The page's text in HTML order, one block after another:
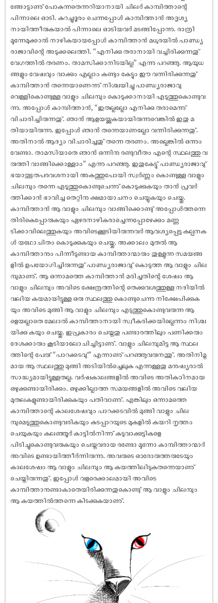
ങ്ങോട്ടാണു് പോകുന്നതെന്നറിയാനായി ചിലർ കാമ്പിത്താന്റെ
പിന്നാലെ ഓടി. കുറച്ചുദൂരം ചെന്നപ്പോൾ കാമ്പിത്താൻ അദൃശ്യ
നായിത്തീരുകയാൽ പിന്നാലെ ഓടിയവർ മടങ്ങിപ്പോന്നു. രാത്രി
മൂന്നേമുക്കാൽ നാഴികയായപ്പോൾ കാമ്പിത്താൻ മധുരയിൽ പാണ്ഡ്യ
രാജാവിന്റെ അടുക്കലെത്തി. “എനിക്കു തരാനായി വച്ചിരിക്കുന്നതു്
വേഗത്തിൽ തരണം. താമസിക്കാനിടയില്ല” എന്നു പറഞ്ഞു. ആയുധ
ങ്ങളും വേ‌ഷവും വാക്കും എല്ലാം കണ്ടും കേട്ടും ഈ വന്നിരിക്കുന്നതു്
കാമ്പിത്താൻ തന്നെയാണെന്നു് നിശ്ചയിച്ചു പാണ്ഡ്യരാജാവു
വെള്ളികൊണ്ടുള്ള വാളും ചിലമ്പും കൊടുക്കാനായി എടുത്തുകൊണ്ടുവ
ന്നു. അപ്പോൾ കാമ്പിത്താൻ, “ഇതല്ലല്ലോ എനിക്കു തരാമെന്നു്
വിചാരിച്ചിരുന്നതു്. ഞാൻ ആളയയ്ക്കുകയായിരുന്നുവെങ്കിൽ ഇതു മ
തിയായിരുന്നു. ഇപ്പോൾ ഞാൻ തന്നെയാണല്ലോ വന്നിരിക്കുന്നതു്.
അതിനാൽ ആദ്യം വിചാരിച്ചതു് തന്നെ തരണം. അല്ലെങ്കിൽ ഒന്നും
വേണ്ടാ. താമസിയാതെ ഞാൻ ഒന്നിനു രണ്ടുവീതം എന്റെ സ്ഥലത്തു വ
രുത്തി വാങ്ങിക്കൊള്ളാം” എന്നു പറഞ്ഞു. ഇതുകേട്ടു് പാണ്ഡ്യരാജാവു്
ഭയാത്ഭുതപരവശനായി അകത്തുപോയി സ്വർണ്ണം കൊണ്ടുള്ള വാളും
ചിലമ്പും തന്നെ എടുത്തുകൊണ്ടുചെന്നു് കൊടുക്കുകയും താൻ പ്രവർ
ത്തിക്കാൻ ഭാവിച്ച തെറ്റിനു ക്ഷമായാചനം ചെയ്യുകയും ചെയ്തു.
കാമ്പിത്താൻ ആ വാളും ചിലമ്പും വാങ്ങിക്കൊണ്ടു് അപ്പോൾത്തന്നെ
തിരികെപ്പോരുകയും ഏഴരനാഴികരാച്ചെന്നപ്പോഴേക്കും മണ്ണ
ടിക്കാവിലെത്തുകയും അവിടെക്കൂടിയിരുന്നവർ ആവശ്യപ്പെട്ട കല്പനക
ൾ യഥോചിതം കൊടുക്കുകയും ചെയ്തു. അക്കാലം മുതൽ ആ
കാമ്പിത്താനും പിന്നീടുണ്ടായ കാമ്പിത്താന്മാരും തുള്ളുന്ന സമയങ്ങ
ളിൽ ഉപയോഗിച്ചിരുന്നതു് പാണ്ഡ്യരാജാവു് കൊടുത്ത ആ വാളും ചില
മ്പുമാണു്. ആ ഒന്നാമത്തെ കാമ്പിത്താൻ മരിച്ചതിന്റെ ശേ‌ഷം ആ
വാളും ചിലമ്പും അവിടെ ക്ഷേത്രത്തിന്റെ തെക്കുവശത്തുള്ള നദിയിൽ
വലിയ കയമായിട്ടുള്ള ഒരു സ്ഥലത്തു കൊണ്ടുചെന്നു നിക്ഷേപിക്കുക
യും അവിടെ മുങ്ങി ആ വാളും ചിലമ്പും എടുത്തുകൊണ്ടുവരുന്ന ആ
ളെയല്ലാതെ മേലാൽ കാമ്പിത്താനായി സ്വീകരിക്കയില്ലെന്നും നിശ്ച
യിക്കു കയും ചെയ്തു. ഇപ്രകാരം ചെയ്തതു പണ്ടാരത്തിലും പണിക്കരും
ദേശക്കാരും കൂടിയാലോചിച്ചിട്ടാണു്. വാളും ചിലമ്പുമിട്ട ആ സ്ഥല
ത്തിന്റെ പേരു് “പാറക്കടവു്” എന്നാണു് പറഞ്ഞുവരുനന്തു്. അതിനിമ്ന
മായ ആ സ്ഥലത്തു മുങ്ങി അടിയിൽച്ചെലുക എന്നുള്ളതു മനു‌ഷ്യരാൽ
സാദ്ധ്യമായിട്ടുള്ളതല്ല. വർ‌ഷകാലങ്ങളിൽ അവിടെ അതികഠിനമായ
ഒഴുക്കുണ്ടായിരിക്കും. ഒഴുക്കില്ലാത്ത സമയങ്ങളിൽ അവിടെ വലിയ
മുതലകളുണ്ടായിരിക്കുകയും പതിവാണു്. എങ്കിലും ഒന്നാമത്തെ
കാമ്പിത്താന്റെ കാലശേ‌ഷവും പാറക്കടവിൽ മുങ്ങി വാളും ചില
മ്പുമെടുത്തുകൊണ്ടുവരികയും കുടപ്പാറയുടെ മുകളിൽ കയറി നൃത്തം
ചെയുകയും കലഞ്ഞൂർ കാട്ടിൽനിന്നു് കടുവാക്കുട്ടികളെ
പിടിച്ചുകൊണ്ടുവരുകയും ചെയ്തവരായ രണ്ടോ മൂന്നോ കാമ്പിത്താന്മാർ
അവിടെ ഉണ്ടായിത്തീർന്നിരുന്നു. അവരുടെ ഓരോരുത്തരുടേയും
കാലശേ‌ഷം ആ വാളും ചിലമ്പും ആ കയത്തിലിടുകതന്നെയാണു്
ചെയ്തിരുന്നതു്. ഇപ്പോൾ വളരെക്കാലമായി അവിടെ
കാമ്പിത്താനുണ്ടാകാതെയിരിക്കുന്നതുകൊണ്ടു് ആ വാളും ചിലമ്പും
ആ കയത്തിൽത്തന്നെ കിടക്കുകയാണു്.